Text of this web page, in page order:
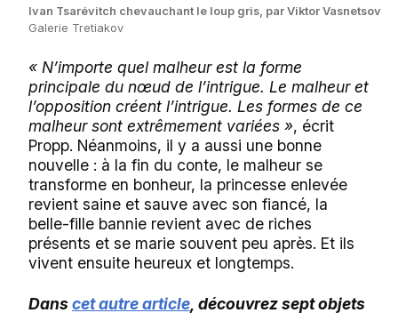
Ivan Tsarévitch chevauchant le loup gris, par Viktor Vasnetsov
Galerie Tretiakov
« N’importe quel malheur est la forme
principale du nœud de l’intrigue. Le malheur et
l’opposition créent l’intrigue. Les formes de ce
malheur sont extrêmement variées », écrit
Propp. Néanmoins, il y a aussi une bonne
nouvelle : à la fin du conte, le malheur se
transforme en bonheur, la princesse enlevée
revient saine et sauve avec son fiancé, la
belle-fille bannie revient avec de riches
présents et se marie souvent peu après. Et ils
vivent ensuite heureux et longtemps.
Danscet autre article, découvrez sept objets